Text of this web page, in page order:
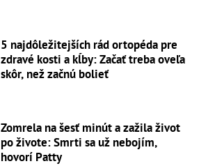
5 najdôležitejších rád ortopéda pre
zdravé kosti a kĺby: Začať treba oveľa
skôr, než začnú bolieť
Zomrela na šesť minút a zažila život
po živote: Smrti sa už nebojím,
hovorí Patty